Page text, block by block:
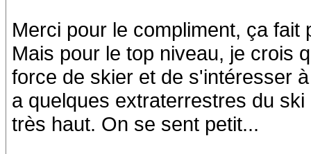
Merci pour le compliment, ça fait
Mais pour le top niveau, je crois
force de skier et de s'intéresser
a quelques extraterrestres du
très haut. On se sent petit...